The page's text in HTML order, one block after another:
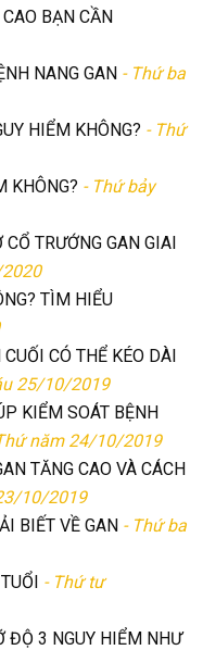
BẠN CẦN
NANG GAN - Thứ ba
HIỂM KHÔNG? - Thứ
KHÔNG? - Thứ bảy
TRƯỚNG GAN GIAI
TÌM HIỂU
CÓ THỂ KÉO DÀI
25/10/2019
KIỂM SOÁT BỆNH
năm 24/10/2019
TĂNG CAO VÀ CÁCH
10/2019
BIẾT VỀ GAN - Thứ ba
- Thứ tư
ĐỘ 3 NGUY HIỂM NHƯ